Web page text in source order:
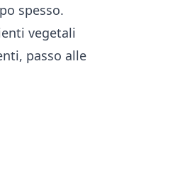
spesso.
vegetali
passo alle